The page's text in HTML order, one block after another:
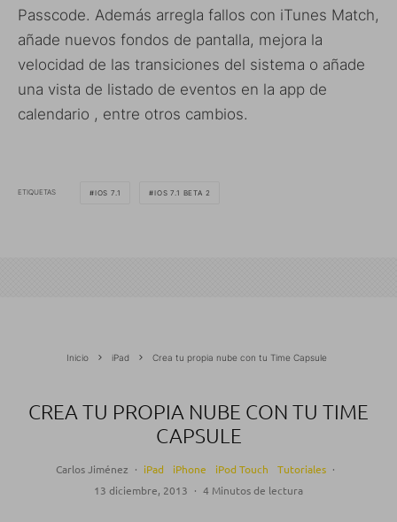
Passcode. Además arregla fallos con iTunes Match,
añade nuevos fondos de pantalla, mejora la
velocidad de las transiciones del sistema o añade
una vista de listado de eventos en la app de
calendario , entre otros cambios.
ETIQUETAS IOS 7.1 IOS 7.1 BETA 2
Inicio iPad Crea tu propia nube con tu Time Capsule
CREA TU PROPIA NUBE CON TU TIME
CAPSULE
Carlos Jiménez · iPad iPhone iPod Touch Tutoriales ·
13 diciembre, 2013 · 4 Minutos de lectura